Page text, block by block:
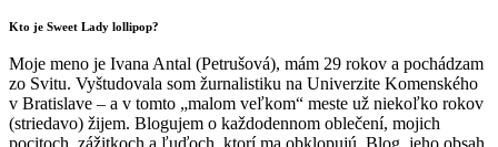
Kto je Sweet Lady lollipop?
Moje meno je Ivana Antal (Petrušová), mám 29 rokov a pochádzam
zo Svitu. Vyštudovala som žurnalistiku na Univerzite Komenského
v Bratislave – a v tomto „malom veľkom“ meste už niekoľko rokov
(striedavo) žijem. Blogujem o každodennom oblečení, mojich
pocitoch, zážitkoch a ľuďoch, ktorí ma obklopujú. Blog, jeho obsah